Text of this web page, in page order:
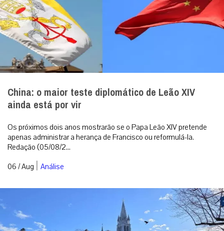
China: o maior teste diplomático de Leão XIV
ainda está por vir
Os próximos dois anos mostrarão se o Papa Leão XIV pretende
apenas administrar a herança de Francisco ou reformulá-la.
Redação (05/08/2...
06 / Aug | Análise